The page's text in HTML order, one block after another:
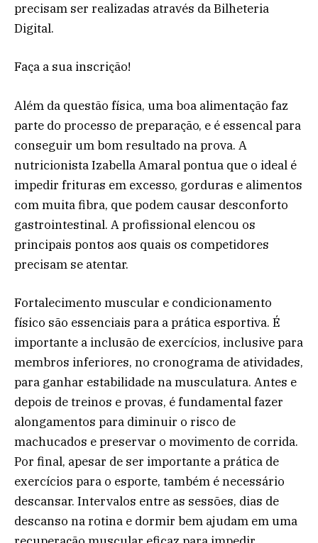
precisam ser realizadas através da Bilheteria
Digital.
Faça a sua inscrição!
Além da questão física, uma boa alimentação faz
parte do processo de preparação, e é essencal para
conseguir um bom resultado na prova. A
nutricionista Izabella Amaral pontua que o ideal é
impedir frituras em excesso, gorduras e alimentos
com muita fibra, que podem causar desconforto
gastrointestinal. A profissional elencou os
principais pontos aos quais os competidores
precisam se atentar.
Fortalecimento muscular e condicionamento
físico são essenciais para a prática esportiva. É
importante a inclusão de exercícios, inclusive para
membros inferiores, no cronograma de atividades,
para ganhar estabilidade na musculatura. Antes e
depois de treinos e provas, é fundamental fazer
alongamentos para diminuir o risco de
machucados e preservar o movimento de corrida.
Por final, apesar de ser importante a prática de
exercícios para o esporte, também é necessário
descansar. Intervalos entre as sessões, dias de
descanso na rotina e dormir bem ajudam em uma